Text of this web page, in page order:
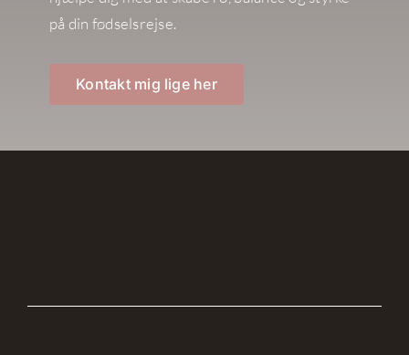
på din fødselsrejse.
Kontakt mig lige her